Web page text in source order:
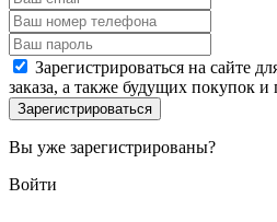
Зарегистрироваться на сайте
заказа, а также будущих покупок и
Вы уже зарегистрированы?
Войти